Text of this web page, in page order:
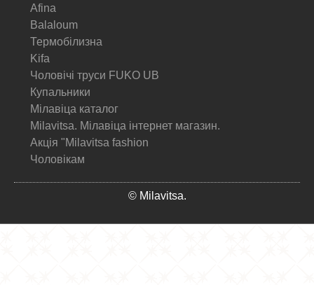
Afina
Balaloum
Термобілизна
Kifa
Чоловічі труси FUKO UB
Купальники
Мілавіца каталог
Milavitsa. Мілавіца інтернет магазин.
Акція "Milavitsa fashion
Чоловікам
© Milavitsa.